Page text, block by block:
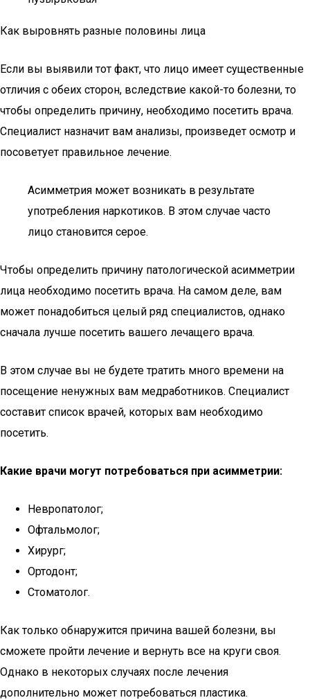
Как выровнять разные половины лица
Если вы выявили тот факт, что лицо имеет существенные
отличия с обеих сторон, вследствие какой-то болезни, то
чтобы определить причину, необходимо посетить врача.
Специалист назначит вам анализы, произведет осмотр и
посоветует правильное лечение.
Асимметрия может возникать в результате
употребления наркотиков. В этом случае часто
лицо становится серое.
Чтобы определить причину патологической асимметрии
лица необходимо посетить врача. На самом деле, вам
может понадобиться целый ряд специалистов, однако
сначала лучше посетить вашего лечащего врача.
В этом случае вы не будете тратить много времени на
посещение ненужных вам медработников. Специалист
составит список врачей, которых вам необходимо
посетить.
Какие врачи могут потребоваться при асимметрии:
Невропатолог;
Офтальмолог;
Хирург;
Ортодонт;
Стоматолог.
Как только обнаружится причина вашей болезни, вы
сможете пройти лечение и вернуть все на круги своя.
Однако в некоторых случаях после лечения
дополнительно может потребоваться пластика.